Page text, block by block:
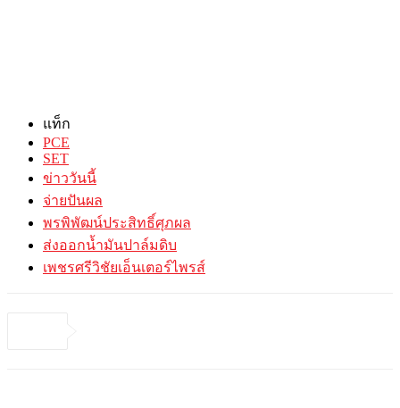
แท็ก
PCE
SET
ข่าววันนี้
จ่ายปันผล
พรพิพัฒน์ประสิทธิ์ศุภผล
ส่งออกน้ำมันปาล์มดิบ
เพชรศรีวิชัยเอ็นเตอร์ไพรส์